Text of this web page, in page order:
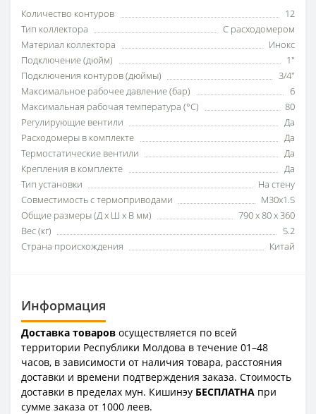
Количество контуров
12
Тип коллектора
С расходомером
Материал коллектора
Инокс
Подключение (дюйм)
1"
Подключения контуров (дюймы)
3/4"
Максимальное рабочее давление (бар)
6
Максимальная рабочая температура (°C)
80
Регулирующие вентили
Да
Расходомеры в комплекте
Да
Термостатические вентили
Да
Крепления в комплекте
Да
Тип установки
На стену
Совместимость с термоприводами
M30x1.5
Общие размеры (Д x Ш x В мм)
790 x 80 x 360
Вес (кг)
5.2
Страна происхождения
Китай
Информация
Доставка товаров осуществляется по всей
территории Республики Молдова в течение 01–48
часов, в зависимости от наличия товара, расстояния
доставки и времени подтверждения заказа. Стоимость
доставки в пределах мун. Кишинэу БЕСПЛАТНА при
сумме заказа от 1000 леев.